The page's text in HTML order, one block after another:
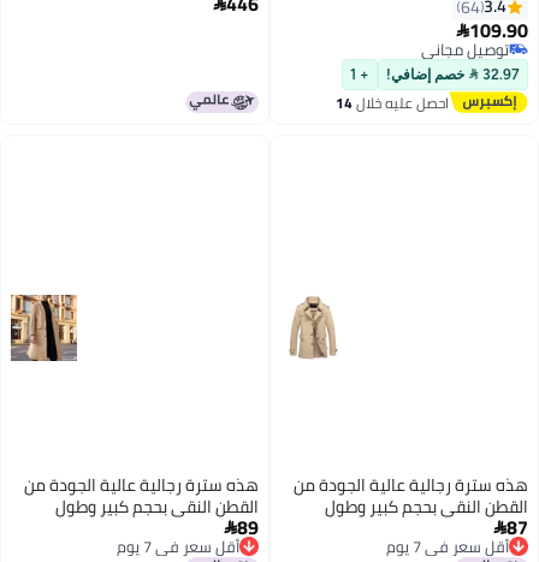
أكثر ملاءمة لتخزين الأشياء
الشخصية بشكل ملائم سترات ذات
تصميم كلاسيكي للربيع والخريف
والشتاء، مثالية للملابس غير
الرسمية، الأعمال، المواعيد
64
109.90
توصيل مجاني
توصيل مجاني
32.97  خصم إضافي! + 1
احصل عليه خلال14
هذه سترة رجالية عالية الجودة من
القطن النقي بحجم كبير وطول
متوسط، تصميم عادي بلون نقي.
87
أقل سعر في 7 يوم
هذه سترة رجالية عالية الجودة من
القطن النقي بحجم كبير وطول
متوسط، تصميم عادي بلون نقي.
89
أقل سعر في 7 يوم